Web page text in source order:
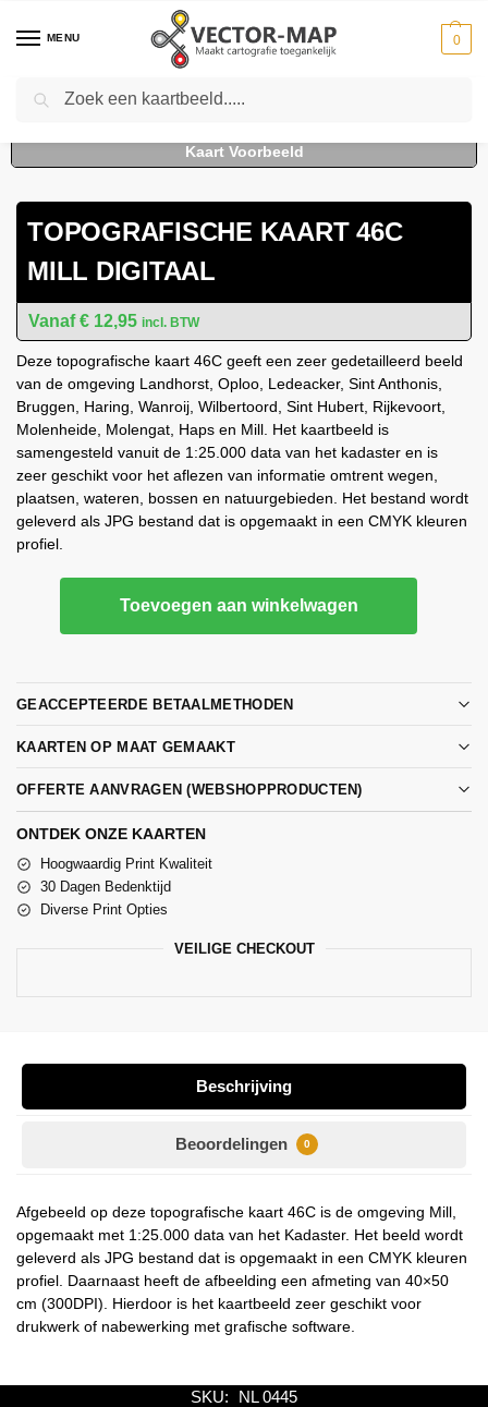
MENU 0
Home Kaarten - Topografische kaarten
TOPOGRAFISCHE KAART 46C
MILL DIGITAAL
€ 12,95 incl. BTW
Deze topografische kaart 46C geeft een zeer gedetailleerd beeld
van de omgeving Landhorst, Oploo, Ledeacker, Sint Anthonis,
Bruggen, Haring, Wanroij, Wilbertoord, Sint Hubert, Rijkevoort,
Molenheide, Molengat, Haps en Mill. Het kaartbeeld is
samengesteld vanuit de 1:25.000 data van het kadaster en is
zeer geschikt voor het aflezen van informatie omtrent wegen,
plaatsen, wateren, bossen en natuurgebieden. Het bestand wordt
geleverd als JPG bestand dat is opgemaakt in een CMYK kleuren
profiel.
Toevoegen aan winkelwagen
GEACCEPTEERDE BETAALMETHODEN
KAARTEN OP MAAT GEMAAKT
OFFERTE AANVRAGEN (WEBSHOPPRODUCTEN)
ONTDEK ONZE KAARTEN
Hoogwaardig Print Kwaliteit
30 Dagen Bedenktijd
Diverse Print Opties
VEILIGE CHECKOUT
Beschrijving
Beoordelingen 0
Afgebeeld op deze topografische kaart 46C is de omgeving Mill,
opgemaakt met 1:25.000 data van het Kadaster. Het beeld wordt
geleverd als JPG bestand dat is opgemaakt in een CMYK kleuren
profiel. Daarnaast heeft de afbeelding een afmeting van 40×50
cm (300DPI). Hierdoor is het kaartbeeld zeer geschikt voor
drukwerk of nabewerking met grafische software.
SKU:
NL 0445